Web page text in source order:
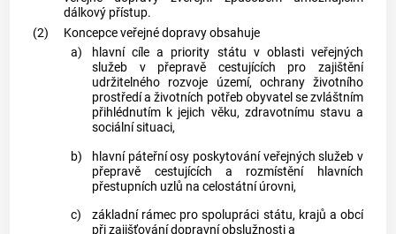
dálkový přístup.
(2)
Koncepce veřejné dopravy obsahuje
a)
hlavní cíle a priority státu v oblasti veřejných
služeb v přepravě cestujících pro zajištění
udržitelného rozvoje území, ochrany životního
prostředí a životních potřeb obyvatel se zvláštním
přihlédnutím k jejich věku, zdravotnímu stavu a
sociální situaci,
b)
hlavní páteřní osy poskytování veřejných služeb v
přepravě cestujících a rozmístění hlavních
přestupních uzlů na celostátní úrovni,
c)
základní rámec pro spolupráci státu, krajů a obcí
při zajišťovánídopravní obslužnostia